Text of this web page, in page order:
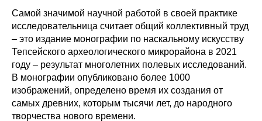
Самой значимой научной работой в своей практике
исследовательница считает общий коллективный труд
– это издание монографии по наскальному искусству
Тепсейского археологического микрорайона в 2021
году – результат многолетних полевых исследований.
В монографии опубликовано более 1000
изображений, определено время их создания от
самых древних, которым тысячи лет, до народного
творчества нового времени.